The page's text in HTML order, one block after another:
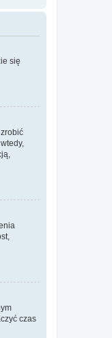
się
czas